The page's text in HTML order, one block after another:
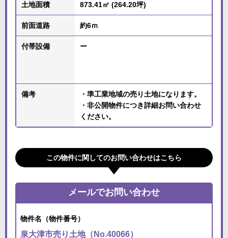
土地面積 873.41㎡ (264.20坪)
前面道路 約6ｍ
付帯設備 ー
備考
・準工業地域の売り土地になります。
・非公開物件につき詳細お問い合わせ
ください。
この物件に関してのお問い合わせはこちら
メールでお問い合わせ
物件名（物件番号）
泉大津市売り土地（No.40066）